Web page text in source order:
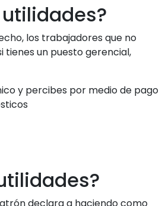
los trabajadores que no
tienes un puesto gerencial,
y percibes por medio de pago
declara a haciendo como